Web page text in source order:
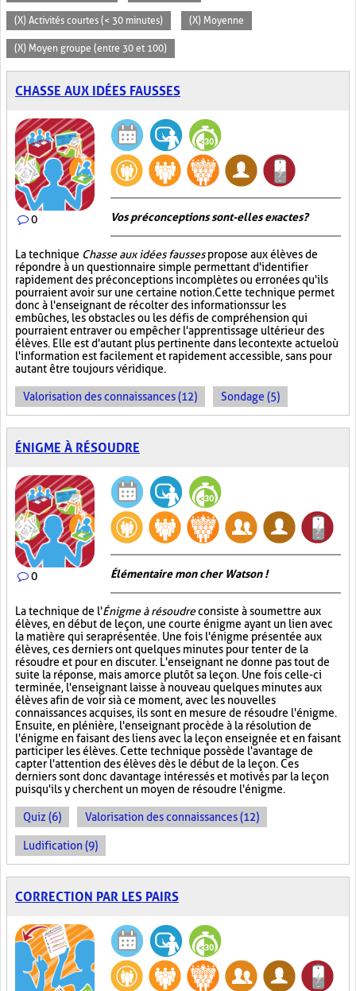
(X) Activités courtes (< 30 minutes) (X) Moyenne
(X) Moyen groupe (entre 30 et 100)
CHASSE AUX IDÉES FAUSSES
0 Vos préconceptions sont-elles exactes ?
La technique Chasse aux idées faussespropose aux élèves de
répondre à un questionnaire simple permettant d'identifier
rapidement des préconceptions incomplètes ou erronées qu'ils
pourraient avoir sur une certaine notion. Cette technique permet
donc à l'enseignant de récolter des informations sur les
embûches, les obstacles ou les défis de compréhension qui
pourraient entraver ou empêcher l'apprentissage ultérieur des
élèves. Elle est d'autant plus pertinente dans le contexte actuel où
l'information est facilement et rapidement accessible, sans pour
autant être toujours véridique.
Valorisation des connaissances (12) Sondage (5)
ÉNIGME À RÉSOUDRE
0 Élémentaire mon cher Watson !
La technique de l'Énigme à résoudreconsiste à soumettre aux
élèves, en début de leçon, une courte énigme ayant un lien avec
la matière qui sera présentée. Une fois l'énigme présentée aux
élèves, ces derniers ont quelques minutes pour tenter de la
résoudre et pour en discuter. L'enseignant ne donne pas tout de
suite la réponse, mais amorce plutôt sa leçon. Une fois celle-ci
terminée, l'enseignant laisse à nouveau quelques minutes aux
élèves afin de voir si à ce moment, avec les nouvelles
connaissances acquises, ils sont en mesure de résoudre l'énigme.
Ensuite, en plénière, l'enseignant procède à la résolution de
l'énigme en faisant des liens avec la leçon enseignée et en faisant
participer les élèves. Cette technique possède l'avantage de
capter l'attention des élèves dès le début de la leçon. Ces
derniers sont donc davantage intéressés et motivés par la leçon
puisqu'ils y cherchent un moyen de résoudre l'énigme.
Quiz (6) Valorisation des connaissances (12)
Ludification (9)
CORRECTION PAR LES PAIRS